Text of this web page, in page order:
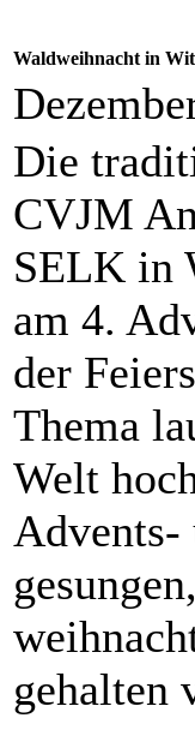
Waldweihnacht in
Die
CVJM
SELK in
am 4.
der
Thema
Welt
Advents-
gehalten